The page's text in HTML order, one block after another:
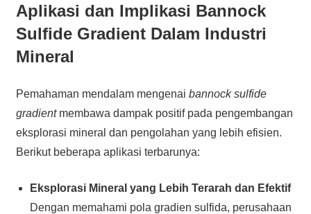
Aplikasi dan Implikasi Bannock
Sulfide Gradient Dalam Industri
Mineral
Pemahaman mendalam mengenai bannock sulfide
gradientmembawa dampak positif pada pengembangan
eksplorasi mineral dan pengolahan yang lebih efisien.
Berikut beberapa aplikasi terbarunya:
Eksplorasi Mineral yang Lebih Terarah dan Efektif
Dengan memahami pola gradien sulfida, perusahaan